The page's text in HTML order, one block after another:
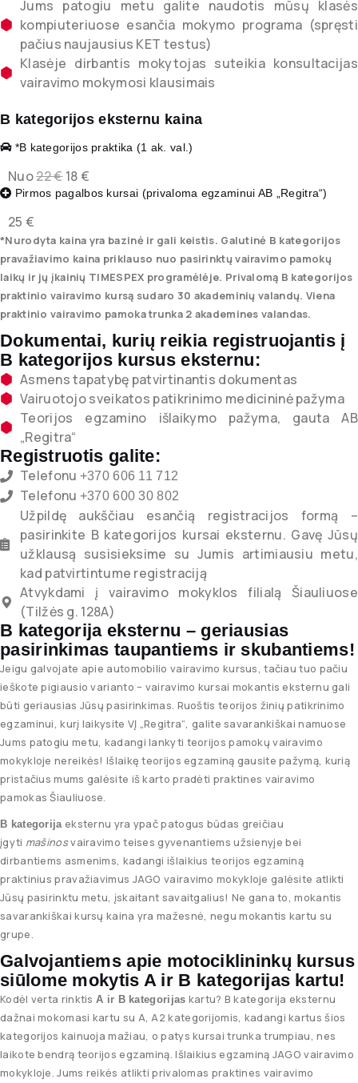
Jums patogiu metu galite naudotis mūsų klasės
kompiuteriuose esančia mokymo programa (spręsti
pačius naujausius KET testus)
Klasėje dirbantis mokytojas suteikia konsultacijas
vairavimo mokymosi klausimais
B kategorijos eksternu kaina
*B kategorijos praktika (1 ak. val.)
Nuo22 €18 €
Pirmos pagalbos kursai (privaloma egzaminui AB „Regitra“)
25 €
*Nurodyta kaina yra bazinė ir gali keistis. Galutinė B kategorijos
pravažiavimo kaina priklauso nuo pasirinktų vairavimo pamokų
laikų ir jų įkainių TIMESPEX programėlėje. Privalomą B kategorijos
praktinio vairavimo kursą sudaro 30 akademinių valandų. Viena
praktinio vairavimo pamoka trunka 2 akademines valandas.
Dokumentai, kurių reikia registruojantis į
B kategorijos kursus eksternu:
Asmens tapatybę patvirtinantis dokumentas
Vairuotojo sveikatos patikrinimo medicininė pažyma
Teorijos egzamino išlaikymo pažyma, gauta AB
„Regitra“
Registruotis galite:
Telefonu +370 606 11 712
Telefonu +370 600 30 802
Užpildę aukščiau esančią registracijos formą –
pasirinkite B kategorijos kursai eksternu. Gavę Jūsų
užklausą susisieksime su Jumis artimiausiu metu,
kad patvirtintume registraciją
Atvykdami į vairavimo mokyklos filialą Šiauliuose
(Tilžės g. 128A)
B kategorija eksternu – geriausias
pasirinkimas taupantiems ir skubantiems!
Jeigu galvojate apie automobilio vairavimo kursus, tačiau tuo pačiu
ieškote pigiausio varianto – vairavimo kursai mokantis eksternu gali
būti geriausias Jūsų pasirinkimas. Ruoštis teorijos žinių patikrinimo
egzaminui, kurį laikysite VĮ „Regitra“, galite savarankiškai namuose
Jums patogiu metu, kadangi lankyti teorijos pamokų vairavimo
mokykloje nereikės! Išlaikę teorijos egzaminą gausite pažymą, kurią
pristačius mums galėsite iš karto pradėti praktines vairavimo
pamokas Šiauliuose.
B kategorijaeksternu yra ypač patogus būdas greičiau
įgyti mašinosvairavimo teises gyvenantiems užsienyje bei
dirbantiems asmenims, kadangi išlaikius teorijos egzaminą
praktinius pravažiavimus JAGO vairavimo mokykloje galėsite atlikti
Jūsų pasirinktu metu, įskaitant savaitgalius! Ne gana to, mokantis
savarankiškai kursų kaina yra mažesnė, negu mokantis kartu su
grupe.
Galvojantiems apie motociklininkų kursus
siūlome mokytis A ir B kategorijas kartu!
Kodėl verta rinktis A ir B kategorijas kartu? B kategorija eksternu
dažnai mokomasi kartu su A, A2 kategorijomis, kadangi kartus šios
kategorijos kainuoja mažiau, o patys kursai trunka trumpiau, nes
laikote bendrą teorijos egzaminą. Išlaikius egzaminą JAGO vairavimo
mokykloje. Jums reikės atlikti privalomas praktines vairavimo